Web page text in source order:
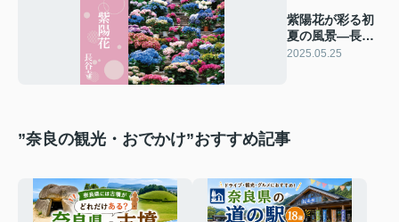
紫陽花が彩る初
夏の風景―長谷
寺のあじさい回
2025.05.25
”奈良の観光・おでかけ”おすすめ記事